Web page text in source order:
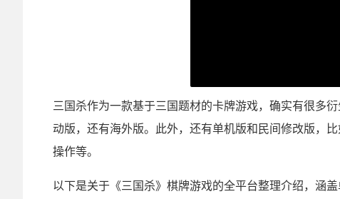
三国杀作为一款基于三国题材的卡牌游戏，确实有很多
动版，还有海外版。此外，还有单机版和民间修改版，
操作等。
以下是关于《三国杀》棋牌游戏的全平台整理介绍，涵